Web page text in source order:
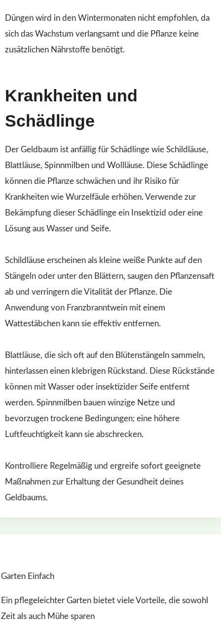
Düngen wird in den Wintermonaten nicht empfohlen, da
sich das Wachstum verlangsamt und die Pflanze keine
zusätzlichen Nährstoffe benötigt.
Krankheiten und
Schädlinge
Der Geldbaum ist anfällig für Schädlinge wie Schildläuse,
Blattläuse, Spinnmilben und Wollläuse. Diese Schädlinge
können die Pflanze schwächen und ihr Risiko für
Krankheiten wie Wurzelfäule erhöhen. Verwende zur
Bekämpfung dieser Schädlinge ein Insektizid oder eine
Lösung aus Wasser und Seife.
Schildläuse erscheinen als kleine weiße Punkte auf den
Stängeln oder unter den Blättern, saugen den Pflanzensaft
ab und verringern die Vitalität der Pflanze. Die
Anwendung von Franzbranntwein mit einem
Wattestäbchen kann sie effektiv entfernen.
Blattläuse, die sich oft auf den Blütenstängeln sammeln,
hinterlassen einen klebrigen Rückstand. Diese Rückstände
können mit Wasser oder insektizider Seife entfernt
werden. Spinnmilben bauen winzige Netze und
bevorzugen trockene Bedingungen; eine höhere
Luftfeuchtigkeit kann sie abschrecken.
Kontrolliere Regelmäßig und ergreife sofort geeignete
Maßnahmen zur Erhaltung der Gesundheit deines
Geldbaums.
Garten Einfach
Ein pflegeleichter Garten bietet viele Vorteile, die sowohl
Zeit als auch Mühe sparen